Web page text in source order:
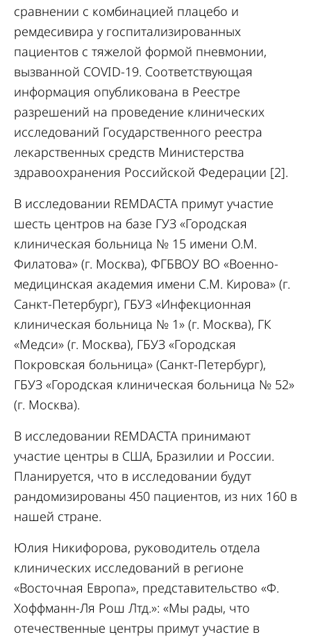
сравнении с комбинацией плацебо и
ремдесивира у госпитализированных
пациентов с тяжелой формой пневмонии,
вызванной COVID-19. Соответствующая
информация опубликована в Реестре
разрешений на проведение клинических
исследований Государственного реестра
лекарственных средств Министерства
здравоохранения Российской Федерации [2].
В исследовании REMDACTA примут участие
шесть центров на базе ГУЗ «Городская
клиническая больница № 15 имени О.М.
Филатова» (г. Москва), ФГБВОУ ВО «Военно-
медицинская академия имени С.М. Кирова» (г.
Санкт-Петербург), ГБУЗ «Инфекционная
клиническая больница № 1» (г. Москва), ГК
«Медси» (г. Москва), ГБУЗ «Городская
Покровская больница» (Санкт-Петербург),
ГБУЗ «Городская клиническая больница № 52»
(г. Москва).
В исследовании REMDACTA принимают
участие центры в США, Бразилии и России.
Планируется, что в исследовании будут
рандомизированы 450 пациентов, из них 160 в
нашей стране.
Юлия Никифорова, руководитель отдела
клинических исследований в регионе
«Восточная Европа», представительство «Ф.
Хоффманн-Ля Рош Лтд.»: «Мы рады, что
отечественные центры примут участие в